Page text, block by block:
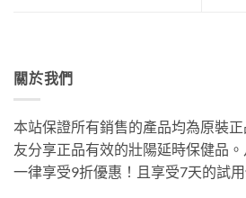
關於我們
本站保證所有銷售的產品均為原裝
友分享正品有效的壯陽延時保健品
一律享受9折優惠！且享受7天的試